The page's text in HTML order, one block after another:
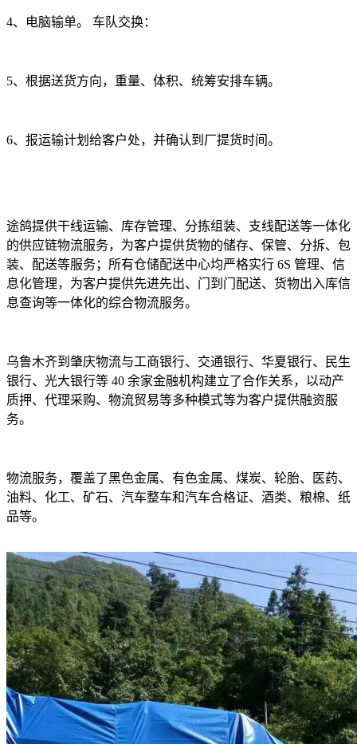
4、电脑输单。 车队交换：
5、根据送货方向，重量、体积、统筹安排车辆。
6、报运输计划给客户处，并确认到厂提货时间。
途鸽提供干线运输、库存管理、分拣组装、支线配送等一体化
的供应链物流服务，为客户提供货物的储存、保管、分拆、包
装、配送等服务；所有仓储配送中心均严格实行 6S 管理、信
息化管理，为客户提供先进先出、门到门配送、货物出入库信
息查询等一体化的综合物流服务。
乌鲁木齐到肇庆物流与工商银行、交通银行、华夏银行、民生
银行、光大银行等 40 余家金融机构建立了合作关系，以动产
质押、代理采购、物流贸易等多种模式等为客户提供融资服
务。
物流服务，覆盖了黑色金属、有色金属、煤炭、轮胎、医药、
油料、化工、矿石、汽车整车和汽车合格证、酒类、粮棉、纸
品等。